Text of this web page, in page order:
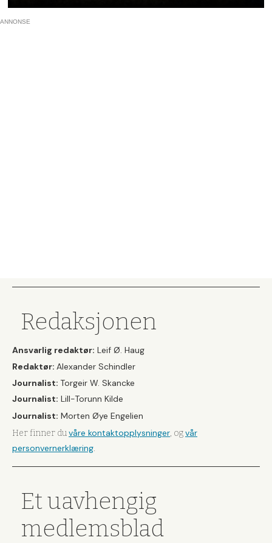
ANNONSE
Redaksjonen
Ansvarlig redaktør: Leif Ø. Haug
Redaktør: Alexander Schindler
Journalist: Torgeir W. Skancke
Journalist: Lill-Torunn Kilde
Journalist: Morten Øye Engelien
Her finner duvåre kontaktopplysninger, ogvår
personvernerklæring.
Et uavhengig
medlemsblad